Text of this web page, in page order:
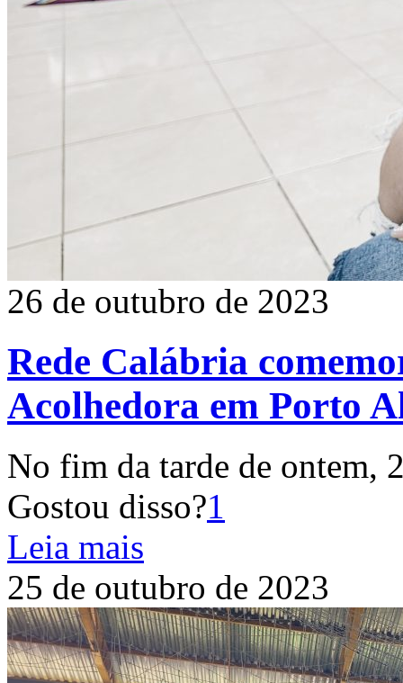
26 de outubro de 2023
Rede Calábria
Acolhedora em Porto
No fim da tarde de ontem,
Gostou disso?1
Leia mais
25 de outubro de 2023